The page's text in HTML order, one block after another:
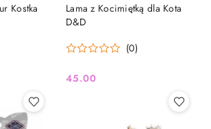
Kostka
Lama z Kocimiętką dla Kota
D&D
(0)
Cena:
45.00